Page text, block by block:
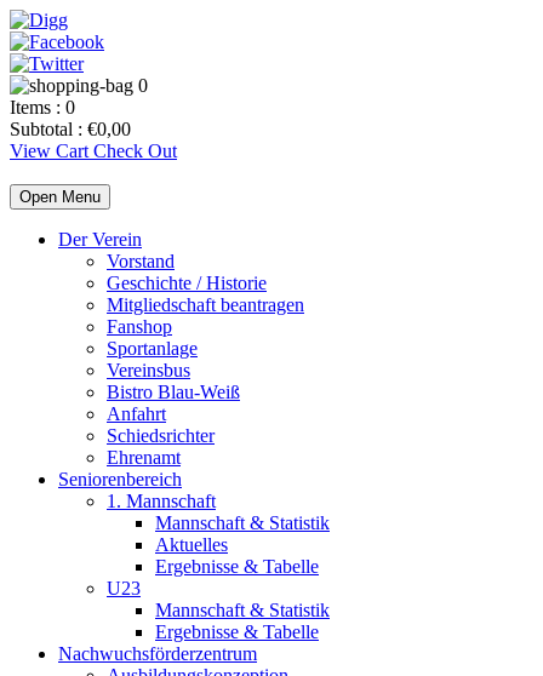
0
Items : 0
Subtotal : €0,00
View Cart Check Out
Open Menu
Der Verein
Vorstand
Geschichte / Historie
Mitgliedschaft beantragen
Fanshop
Sportanlage
Vereinsbus
Bistro Blau-Weiß
Anfahrt
Schiedsrichter
Ehrenamt
Seniorenbereich
1. Mannschaft
Mannschaft & Statistik
Aktuelles
Ergebnisse & Tabelle
U23
Mannschaft & Statistik
Ergebnisse & Tabelle
Nachwuchsförderzentrum